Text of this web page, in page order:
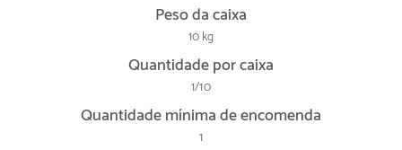
Peso da caixa
10 kg
Quantidade por caixa
1/10
Quantidade mínima de encomenda
1